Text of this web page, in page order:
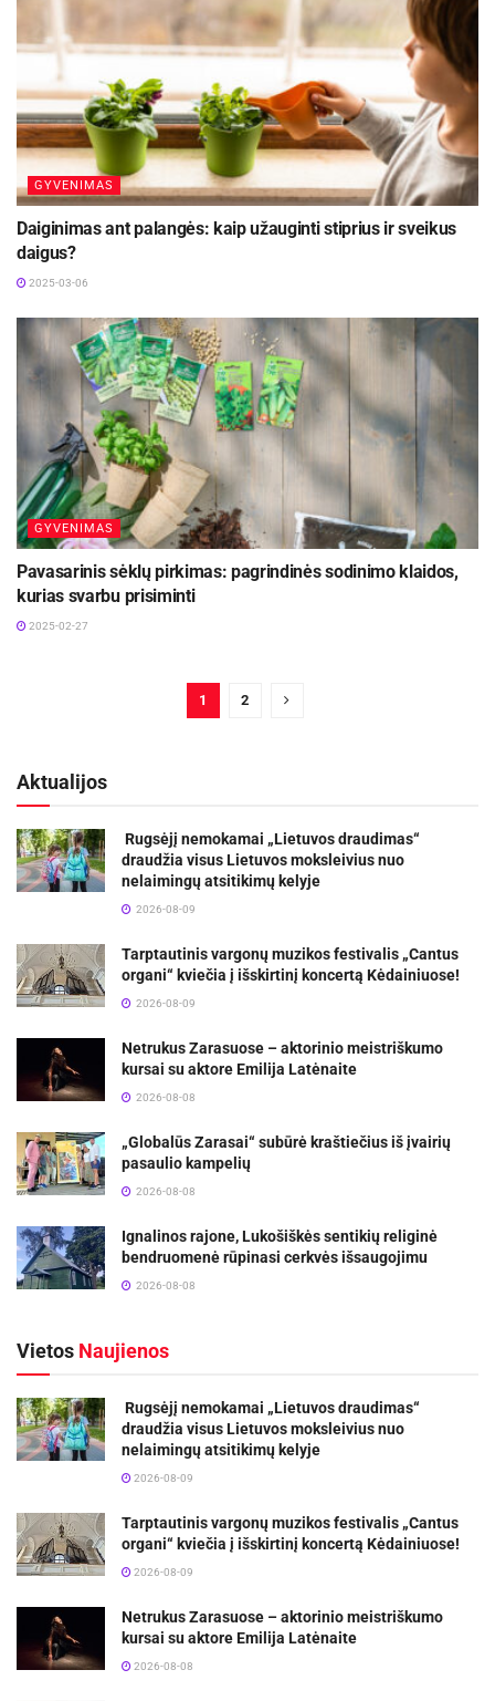
GYVENIMAS
Daiginimas ant palangės: kaip užauginti stiprius ir sveikus
daigus?
2025-03-06
GYVENIMAS
Pavasarinis sėklų pirkimas: pagrindinės sodinimo klaidos,
kurias svarbu prisiminti
2025-02-27
1 2
Aktualijos
Rugsėjį nemokamai „Lietuvos draudimas“
draudžia visus Lietuvos moksleivius nuo
nelaimingų atsitikimų kelyje
2026-08-09
Tarptautinis vargonų muzikos festivalis „Cantus
organi“ kviečia į išskirtinį koncertą Kėdainiuose!
2026-08-09
Netrukus Zarasuose – aktorinio meistriškumo
kursai su aktore Emilija Latėnaite
2026-08-08
„Globalūs Zarasai“ subūrė kraštiečius iš įvairių
pasaulio kampelių
2026-08-08
Ignalinos rajone, Lukošiškės sentikių religinė
bendruomenė rūpinasi cerkvės išsaugojimu
2026-08-08
Vietos Naujienos
Rugsėjį nemokamai „Lietuvos draudimas“
draudžia visus Lietuvos moksleivius nuo
nelaimingų atsitikimų kelyje
2026-08-09
Tarptautinis vargonų muzikos festivalis „Cantus
organi“ kviečia į išskirtinį koncertą Kėdainiuose!
2026-08-09
Netrukus Zarasuose – aktorinio meistriškumo
kursai su aktore Emilija Latėnaite
2026-08-08